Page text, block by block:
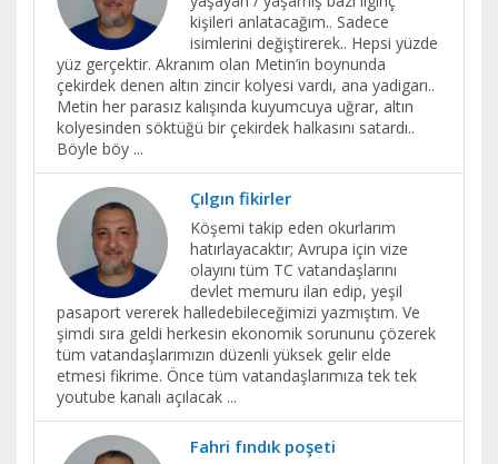
kişileri anlatacağım.. Sadece
isimlerini değiştirerek.. Hepsi yüzde
yüz gerçektir. Akranım olan Metin’in boynunda
çekirdek denen altın zincir kolyesi vardı, ana yadigarı..
Metin her parasız kalışında kuyumcuya uğrar, altın
kolyesinden söktüğü bir çekirdek halkasını satardı..
Böyle böy ...
Çılgın fikirler
Köşemi takip eden okurlarım
hatırlayacaktır; Avrupa için vize
olayını tüm TC vatandaşlarını
devlet memuru ilan edip, yeşil
pasaport vererek halledebileceğimizi yazmıştım. Ve
şimdi sıra geldi herkesin ekonomik sorununu çözerek
tüm vatandaşlarımızın düzenli yüksek gelir elde
etmesi fikrime. Önce tüm vatandaşlarımıza tek tek
youtube kanalı açılacak ...
Fahri fındık poşeti